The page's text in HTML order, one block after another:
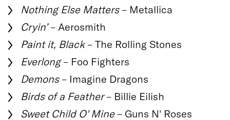
Nothing Else Matters– Metallica
Cryin’– Aerosmith
Paint it, Black– The Rolling Stones
Everlong– Foo Fighters
Demons– Imagine Dragons
Birds of a Feather– Billie Eilish
Sweet Child O' Mine– Guns N' Roses